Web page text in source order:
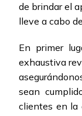
de brindar el
lleve a cabo
En primer
exhaustiva
sean
clientes en la